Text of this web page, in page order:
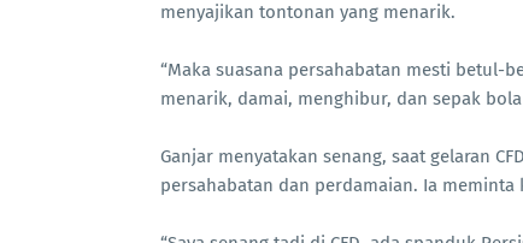
menyajikan tontonan yang menarik.
“Maka suasana persahabatan mesti
menarik, damai, menghibur, dan sepak
Ganjar menyatakan senang, saat gelaran
persahabatan dan perdamaian. Ia